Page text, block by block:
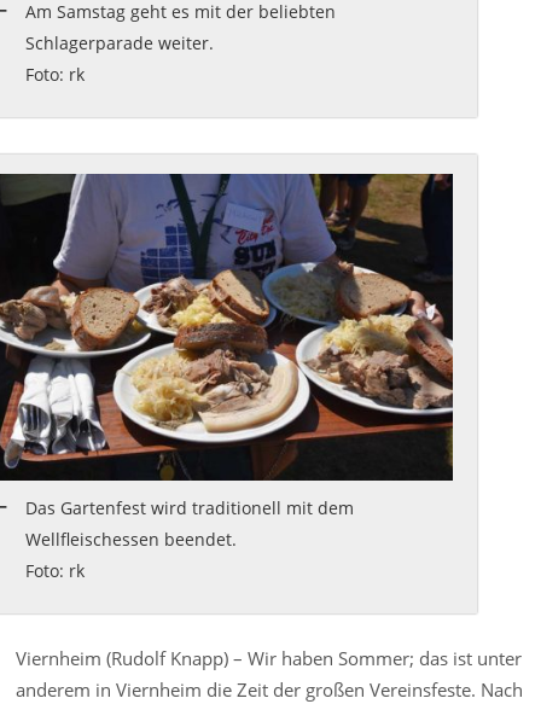
Am Samstag geht es mit der beliebten
Schlagerparade weiter.
Foto: rk
Das Gartenfest wird traditionell mit dem
Wellfleischessen beendet.
Foto: rk
Viernheim (Rudolf Knapp) – Wir haben Sommer; das ist unter
anderem in Viernheim die Zeit der großen Vereinsfeste. Nach